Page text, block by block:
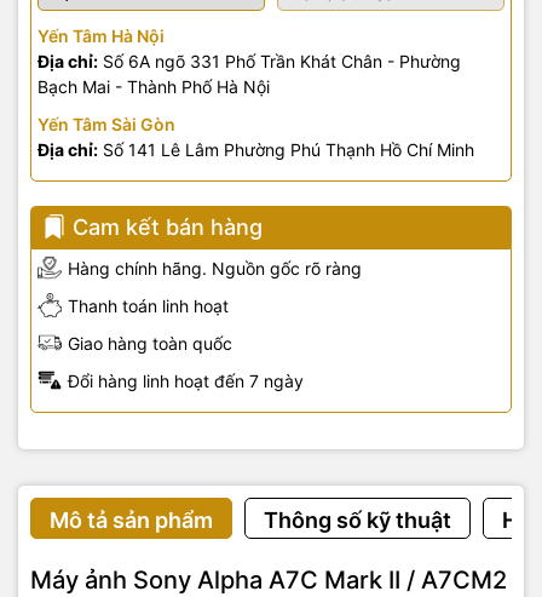
Yến Tâm Hà Nội
Địa chỉ: Số 6A ngõ 331 Phố Trần Khát Chân - Phường
Bạch Mai - Thành Phố Hà Nội
Yến Tâm Sài Gòn
Địa chỉ: Số 141 Lê Lâm Phường Phú Thạnh Hồ Chí Minh
Cam kết bán hàng
Hàng chính hãng. Nguồn gốc rõ ràng
Thanh toán linh hoạt
Giao hàng toàn quốc
Đổi hàng linh hoạt đến 7 ngày
Mô tả sản phẩm Thông số kỹ thuật
Máy ảnh Sony Alpha A7C Mark II / A7CM2